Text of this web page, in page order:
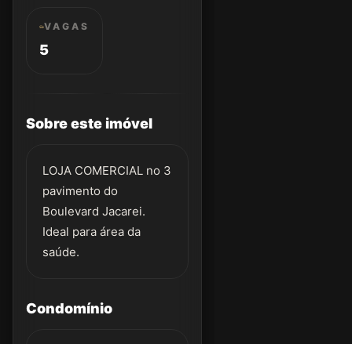
VAGAS
5
Sobre este imóvel
LOJA COMERCIAL no 3
pavimento do
Boulevard Jacarei.
Ideal para área da
saúde.
Condomínio